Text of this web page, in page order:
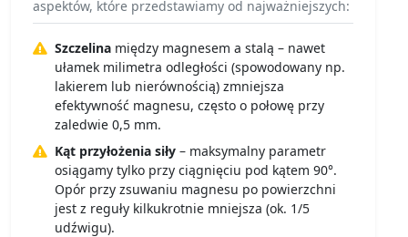
aspektów, które przedstawiamy od najważniejszych:
Szczelina między magnesem a stalą – nawet
ułamek milimetra odległości (spowodowany np.
lakierem lub nierównością) zmniejsza
efektywność magnesu, często o połowę przy
zaledwie 0,5 mm.
Kąt przyłożenia siły – maksymalny parametr
osiągamy tylko przy ciągnięciu pod kątem 90°.
Opór przy zsuwaniu magnesu po powierzchni
jest z reguły kilkukrotnie mniejsza (ok. 1/5
udźwigu).